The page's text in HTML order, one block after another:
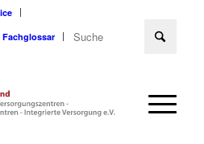
Fachglossar